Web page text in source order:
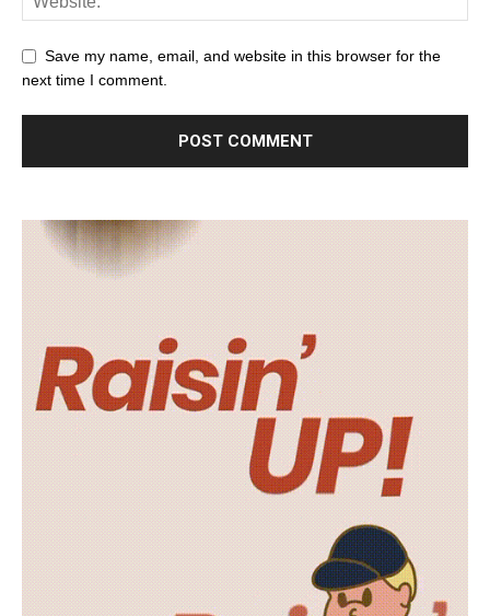
Save my name, email, and website in this browser for the
next time I comment.